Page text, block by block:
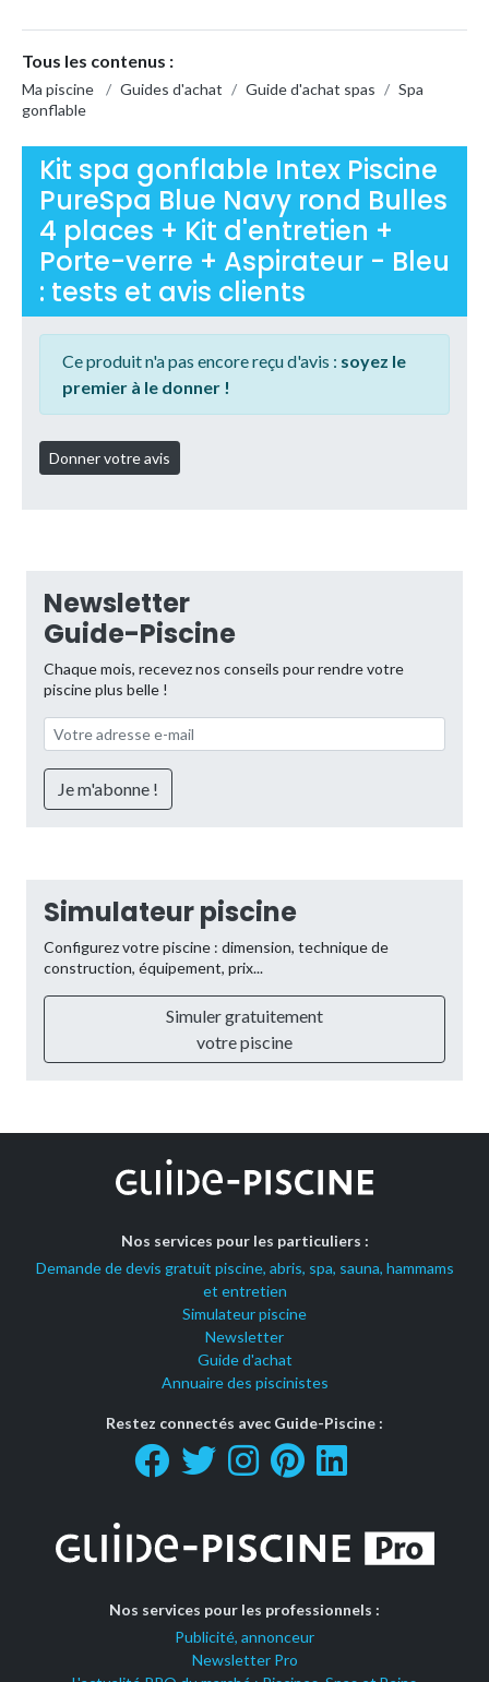
Tous les contenus :
Ma piscine / Guides d'achat / Guide d'achat spas / Spa
gonflable
Kit spa gonflable Intex Piscine
PureSpa Blue Navy rond Bulles
4 places + Kit d'entretien +
Porte-verre + Aspirateur - Bleu
: tests et avis clients
Ce produit n'a pas encore reçu d'avis : soyez le
premier à le donner !
Newsletter
Guide-Piscine
Chaque mois, recevez nos conseils pour rendre votre
piscine plus belle !
Simulateur piscine
Configurez votre piscine : dimension, technique de
construction, équipement, prix...
Simuler gratuitement
votre piscine
Nos services pour les particuliers :
Demande de devis gratuit piscine, abris, spa, sauna, hammams
et entretien
Simulateur piscine
Newsletter
Guide d'achat
Annuaire des piscinistes
Restez connectés avec Guide-Piscine :
Nos services pour les professionnels :
Publicité, annonceur
Newsletter Pro